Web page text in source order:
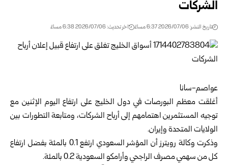
الشركات
تاريخ النشر: 2026/07/06 6:37 مساءً اخر تحديث: 2026/07/06 6:38 مساءً
عواصم-سانا
أغلقت معظم البورصات في دول الخليج على ارتفاع اليوم الإثنين مع
توجيه المستثمرين اهتمامهم إلى أرباح الشركات، ومتابعة التطورات بين
الولايات المتحدة وإيران.
وذكرت وكالة رويترز أن المؤشر السعودي ارتفع 0.1 بالمئة بفضل ارتفاع
كل من سهمي مصرف الراجحي وأرامكو السعودية 0.2 بالمئة.